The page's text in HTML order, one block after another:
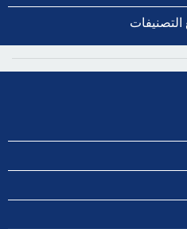
التصنيفات